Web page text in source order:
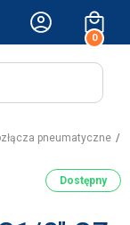
0
pneumatyczne
Dostępny